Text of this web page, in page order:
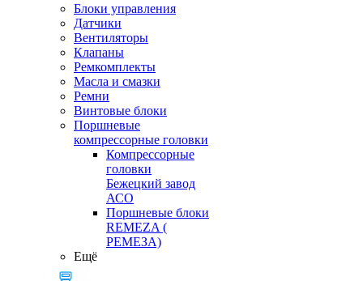
Блоки управления
Датчики
Вентиляторы
Клапаны
Ремкомплекты
Масла и смазки
Ремни
Винтовые блоки
Поршневые
компрессорные головки
Компрессорные
головки
Бежецкий завод
АСО
Поршневые блоки
REMEZA (
РЕМЕЗА)
Ещё